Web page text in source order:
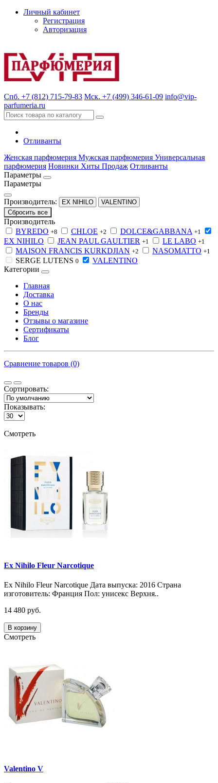
Личный кабинет
Регистрация
Авторизация
Спб. +7 (812) 715-79-83 Мск. +7 (499) 346-61-09 info@vip-
parfumeria.ru
Отливанты
Женская парфюмерия Мужская парфюмерия Универсальная
парфюмерия Новинки Хиты Продаж Отливанты
Параметры
Параметры
Производитель: EX NIHILO
VALENTINO
Сбросить все
Производитель
BYREDO +8 CHLOE +2 DOLCE&GABBANA +1
EX NIHILO JEAN PAUL GAULTIER +1 LE LABO +1
MAISON FRANCIS KURKDJIAN +2 NASOMATTO +1
SERGE LUTENS 0
VALENTINO
Категории
Главная
Доставка
О нас
Бренды
Отзывы о магазине
Сертификаты
Блог
Сравнение товаров (0)
Сортировать:
Показывать:
Смотреть
Ex Nihilo Fleur Narcotique
Ex Nihilo Fleur Narcotique Дата выпуска: 2016 Страна
изготовитель: Франция Пол: унисекс Верхня..
14 480 руб.
В корзину
Смотреть
Valentino V